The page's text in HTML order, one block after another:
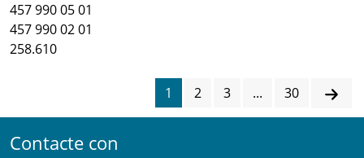
457 990 05 01
457 990 02 01
258.610
1 2 3 ... 30
Contacte con